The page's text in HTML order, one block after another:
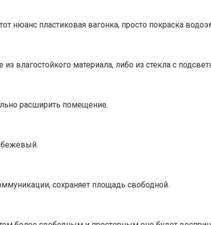
нюанс пластиковая вагонка, просто покраска
влагостойкого материала, либо из стекла с
расширить помещение.
бежевый.
сохраняет площадь свободной.